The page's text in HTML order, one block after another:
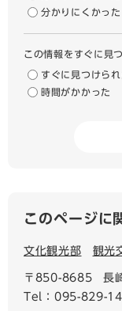
分かりにくかった
この情報をすぐに見
すぐに見つけられ
時間がかかった
このページに
文化観光部 観光
〒850-8685
長
Tel：095-829-